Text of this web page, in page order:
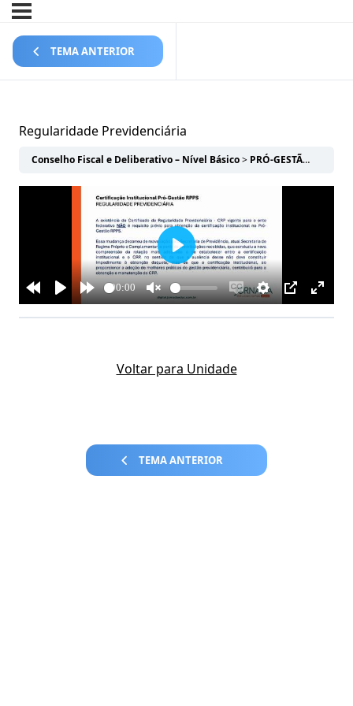
TEMA ANTERIOR
Regularidade Previdenciária
Conselho Fiscal e Deliberativo – Nível Básico PRÓ-GESTÃO RPPS
TEMA ANTERIOR
Voltar para Unidade